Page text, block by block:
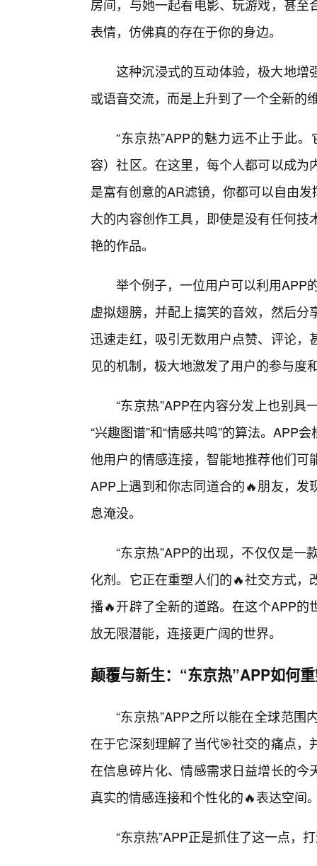
房间，与她一起看电影、玩游戏，甚
表情，仿佛真的存在于你的身边。
这种沉浸式的互动体验，极大地增
或语音交流，而是上升到了一个全新的
“东京热”APP的魅力远不止于此
容）社区。在这里，每个人都可以成
是富有创意的AR滤镜，你都可以自由
大的内容创作工具，即使是没有任何
艳的作品。
举个例子，一位用户可以利用APP
虚拟翅膀，并配上搞笑的音效，然后
迅速走红，吸引无数用户点赞、评论
见的机制，极大地激发了用户的参与度
“东京热”APP在内容分发上也别
“兴趣图谱”和“情感共鸣”的算法。APP
他用户的情感连接，智能地推荐他们
APP上遇到和你志同道合的🔥朋友，
息淹没。
“东京热”APP的出现，不仅仅是
化剂。它正在重塑人们的🔥社交方式
播🔥开辟了全新的道路。在这个APP
放无限潜能，连接更广阔的世界。
颠覆与新生：“东京热”APP如何
“东京热”APP之所以能在全球范
在于它深刻理解了当代🎯社交的痛点
在信息碎片化、情感需求日益增长的
真实的情感连接和个性化的🔥表达空间
“东京热”APP正是抓住了这一点，